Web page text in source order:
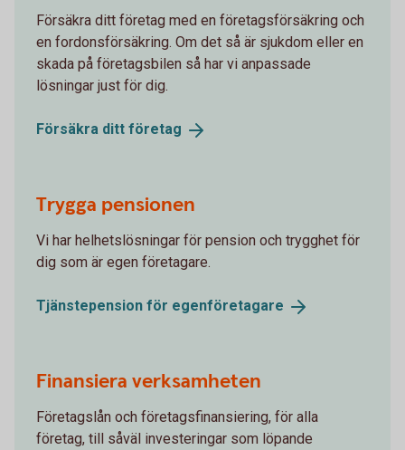
Försäkra ditt företag med en företagsförsäkring och
en fordonsförsäkring. Om det så är sjukdom eller en
skada på företagsbilen så har vi anpassade
lösningar just för dig.
Försäkra ditt företag
Trygga pensionen
Vi har helhetslösningar för pension och trygghet för
dig som är egen företagare.
Tjänstepension för egenföretagare
Finansiera verksamheten
Företagslån och företagsfinansiering, för alla
företag, till såväl investeringar som löpande